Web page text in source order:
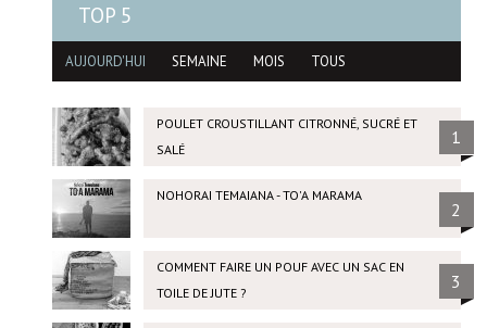
TOP 5
AUJOURD'HUI SEMAINE MOIS TOUS
POULET CROUSTILLANT CITRONNÉ, SUCRÉ ET
SALÉ
1
NOHORAI TEMAIANA - TO'A MARAMA
2
COMMENT FAIRE UN POUF AVEC UN SAC EN
TOILE DE JUTE ?
3